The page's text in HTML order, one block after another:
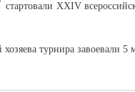
стартовали XXIV
турнира завоевали 5